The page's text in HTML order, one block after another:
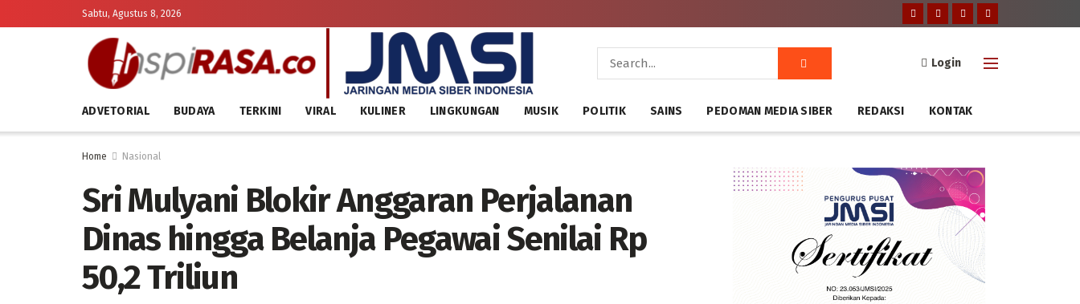
Sabtu, Agustus 8, 2026
Login
ADVETORIAL BUDAYA TERKINI VIRAL KULINER LINGKUNGAN MUSIK POLITIK SAINS PEDOMAN MEDIA SIBER REDAKSI KONTAK
Home Nasional
Sri Mulyani Blokir Anggaran Perjalanan
Dinas hingga Belanja Pegawai Senilai Rp
50,2 Triliun